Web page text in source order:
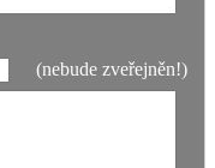
(nebude zveřejněn!)